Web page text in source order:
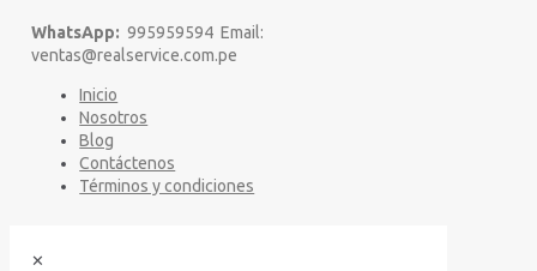
WhatsApp: 995959594 Email:
ventas@realservice.com.pe
Inicio
Nosotros
Blog
Contáctenos
Términos y condiciones
✕